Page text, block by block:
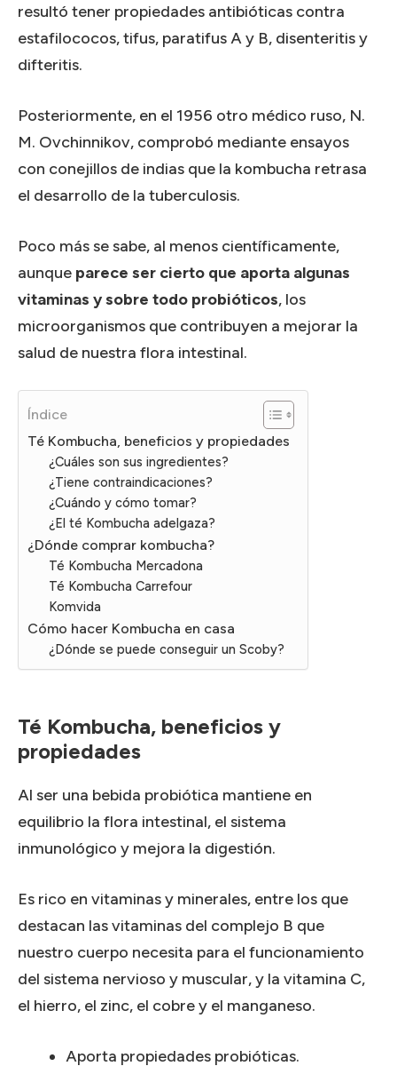
resultó tener propiedades antibióticas contra
estafilococos, tifus, paratifus A y B, disenteritis y
difteritis.
Posteriormente, en el 1956 otro médico ruso, N.
M. Ovchinnikov, comprobó mediante ensayos
con conejillos de indias que la kombucha retrasa
el desarrollo de la tuberculosis.
Poco más se sabe, al menos científicamente,
aunque parece ser cierto que aporta algunas
vitaminas y sobre todo probióticos, los
microorganismos que contribuyen a mejorar la
salud de nuestra flora intestinal.
Índice
Té Kombucha, beneficios y propiedades
¿Cuáles son sus ingredientes?
¿Tiene contraindicaciones?
¿Cuándo y cómo tomar?
¿El té Kombucha adelgaza?
¿Dónde comprar kombucha?
Té Kombucha Mercadona
Té Kombucha Carrefour
Komvida
Cómo hacer Kombucha en casa
¿Dónde se puede conseguir un Scoby?
Té Kombucha, beneficios y
propiedades
Al ser una bebida probiótica mantiene en
equilibrio la flora intestinal, el sistema
inmunológico y mejora la digestión.
Es rico en vitaminas y minerales, entre los que
destacan las vitaminas del complejo B que
nuestro cuerpo necesita para el funcionamiento
del sistema nervioso y muscular, y la vitamina C,
el hierro, el zinc, el cobre y el manganeso.
Aporta propiedades probióticas.